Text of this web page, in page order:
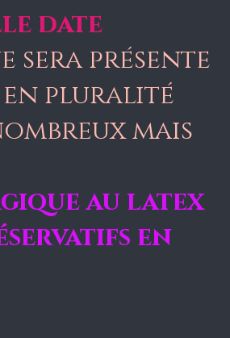
date
sera présente
en pluralité
mais
au latex
en